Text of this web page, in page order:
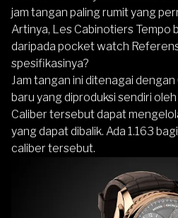
jam tangan paling rumit yang
Artinya, Les Cabinotiers Tempo
daripada pocket watch
spesifikasinya?
Jam tangan ini ditenagai
baru yang diproduksi sendiri
Caliber tersebut dapat
yang dapat dibalik. Ada 1.163
caliber tersebut.